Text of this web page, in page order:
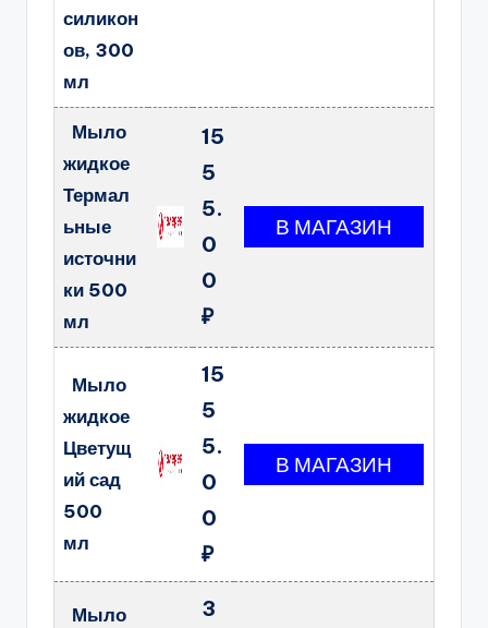
силикон
ов, 300
мл
Мыло
жидкое
Термал
ьные
источни
ки 500
мл
15
5
5.
0
0
₽
Мыло
жидкое
Цветущ
ий сад
500
мл
15
5
5.
0
0
₽
Мыло
3